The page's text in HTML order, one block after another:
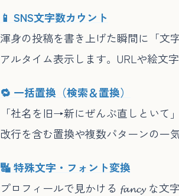
📱 SNS文字数カウント
渾身の投稿を書き上げた瞬間に「文
アルタイム表示します。URLや絵文
🔁 一括置換（検索＆置換）
「社名を旧→新にぜんぶ直しといて
改行を含む置換や複数パターンの一
🔣 特殊文字・フォント変換
プロフィールで見かける 𝓯𝓪𝓷𝓬𝔂 な